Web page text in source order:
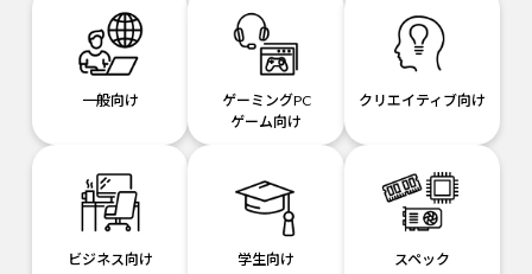
一般向け
ゲーミングPC
ゲーム向け
クリエイティブ向け
ビジネス向け 学生向け
スペック